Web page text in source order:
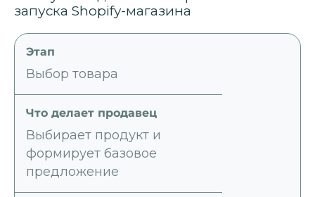
запуска Shopify-магазина
Выбор товара
Выбирает продукт и
формирует базовое
предложение